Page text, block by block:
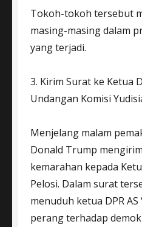
Tokoh-tokoh tersebut
masing-masing dalam
yang terjadi.
3. Kirim Surat ke Ketua
Undangan Komisi
Menjelang malam
Donald Trump
kemarahan kepada
Pelosi. Dalam surat
menuduh ketua DPR
perang terhadap